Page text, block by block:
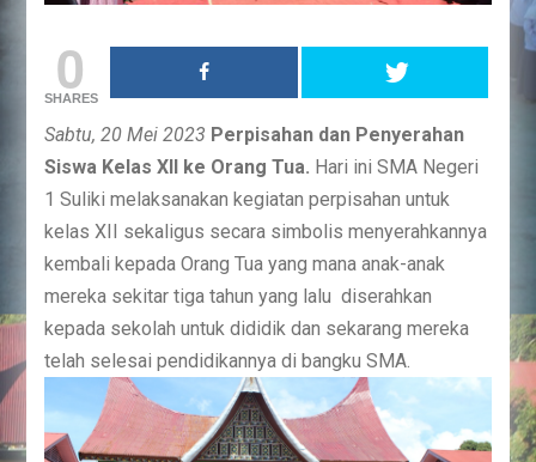
0
SHARES
Sabtu, 20 Mei 2023 Perpisahan dan Penyerahan
Siswa Kelas XII ke Orang Tua. Hari ini SMA Negeri
1 Suliki melaksanakan kegiatan perpisahan untuk
kelas XII sekaligus secara simbolis menyerahkannya
kembali kepada Orang Tua yang mana anak-anak
mereka sekitar tiga tahun yang lalu diserahkan
kepada sekolah untuk dididik dan sekarang mereka
telah selesai pendidikannya di bangku SMA.